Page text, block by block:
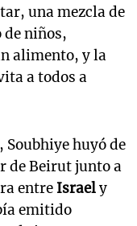
una mezcla de
de niños,
alimento, y la
a todos a
Soubhiye huyó de
de Beirut junto a
entre Israely
emitido